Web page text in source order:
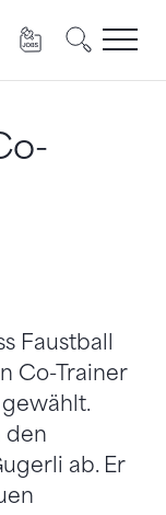
benötigt.
Faustball
Co-Trainer
den
ab. Er